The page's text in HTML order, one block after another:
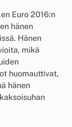
Euro 2016:n
hänen
Hänen
mikä
huomauttivat,
hänen